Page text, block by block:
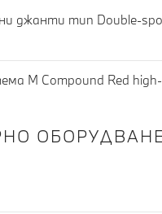
джанти тип Double-
M Compound Red